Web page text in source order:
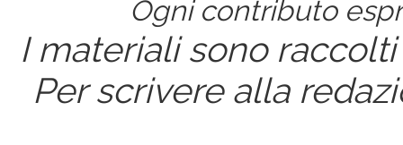
Ogni contributo
I materiali sono
Per scrivere alla